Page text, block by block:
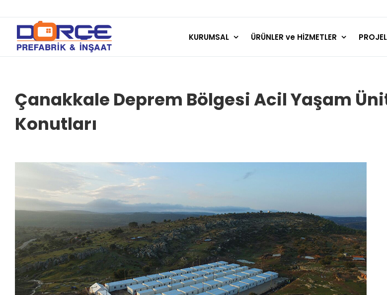
content
KURUMSAL ÜRÜNLER ve HİZMETLER
Çanakkale Deprem Bölgesi Acil Yaşam
Konutları